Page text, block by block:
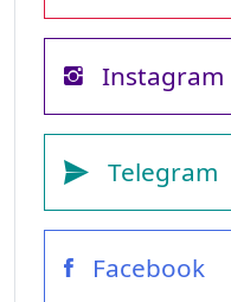
Instagram
Telegram
Facebook